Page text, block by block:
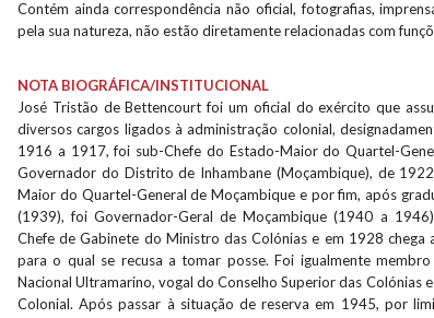
Contém ainda correspondência não oficial, fotografias,
pela sua natureza, não estão diretamente relacionadas com
NOTA BIOGRÁFICA/INSTITUCIONAL
José Tristão de Bettencourt foi um oficial do exército que
diversos cargos ligados à administração colonial,
1916 a 1917, foi sub-Chefe do Estado-Maior do Quartel-
Governador do Distrito de Inhambane (Moçambique), de
Maior do Quartel-General de Moçambique e por fim, após
(1939), foi Governador-Geral de Moçambique (1940 a
Chefe de Gabinete do Ministro das Colónias e em 1928 chega
para o qual se recusa a tomar posse. Foi igualmente
Nacional Ultramarino, vogal do Conselho Superior das Colónias
Colonial. Após passar à situação de reserva em 1945, por